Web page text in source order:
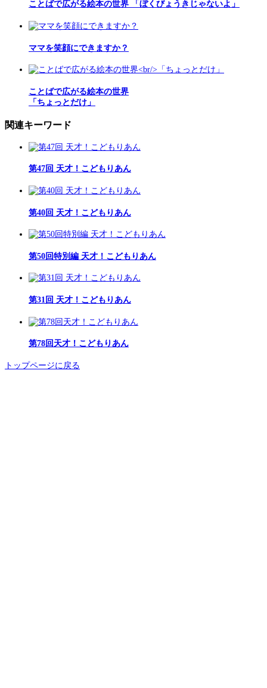
ことばで広がる絵本の世界 「ぼくびょうきじゃないよ」
ママを笑顔にできますか？
ことばで広がる絵本の世界
「ちょっとだけ」
関連キーワード
第47回 天才！こどもりあん
第40回 天才！こどもりあん
第50回特別編 天才！こどもりあん
第31回 天才！こどもりあん
第78回天才！こどもりあん
トップページに戻る